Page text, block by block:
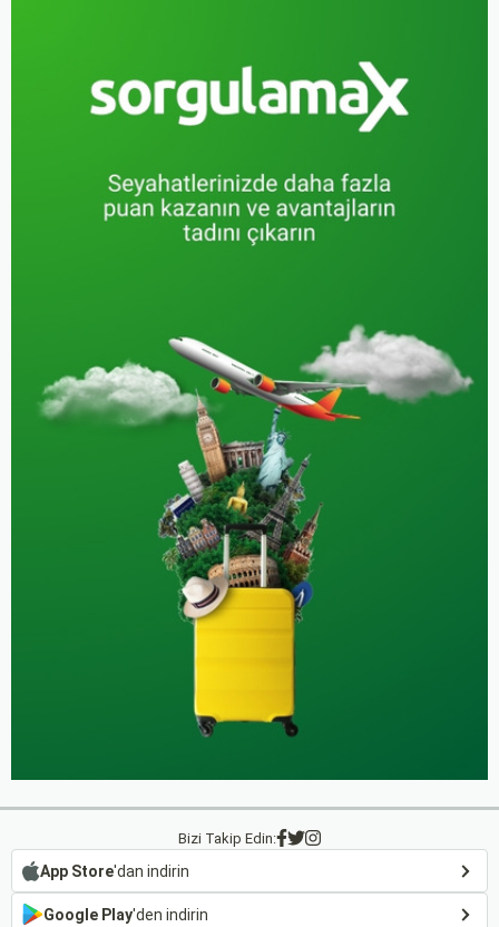
Bizi Takip Edin:
App Store'dan indirin
Google Play'den indirin